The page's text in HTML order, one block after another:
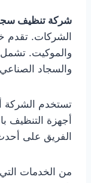
شركة تنظيف
الشركات. تقدم
والموكيت.
والسجاد
تستخدم الشركة
أجهزة التنظيف
الفريق على
من الخدمات